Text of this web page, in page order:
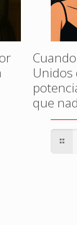
Unidos
que